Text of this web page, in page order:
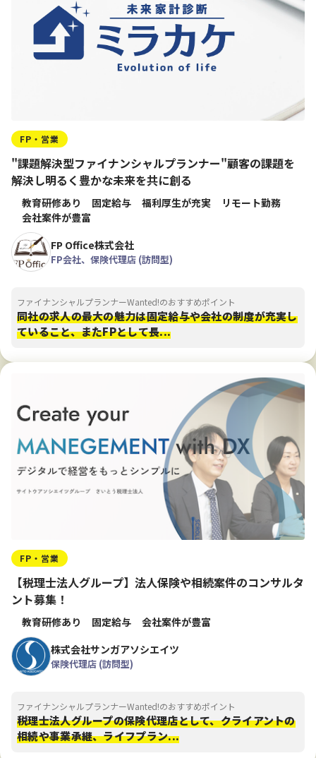
FP・営業
"課題解決型ファイナンシャルプランナー"顧客の課題を
解決し明るく豊かな未来を共に創る
教育研修あり 固定給与 福利厚生が充実
リモート勤務
会社案件が豊富
FP Office株式会社
FP会社、保険代理店 (訪問型)
ファイナンシャルプランナーWanted!のおすすめポイント
同社の求人の最大の魅力は固定給与や会社の制度が充実し
ていること、またFPとして長...
FP・営業
【税理士法人グループ】法人保険や相続案件のコンサルタ
ント募集！
教育研修あり 固定給与
会社案件が豊富
株式会社サンガアソシエイツ
保険代理店 (訪問型)
ファイナンシャルプランナーWanted!のおすすめポイント
税理士法人グループの保険代理店として、クライアントの
相続や事業承継、ライフプラン...